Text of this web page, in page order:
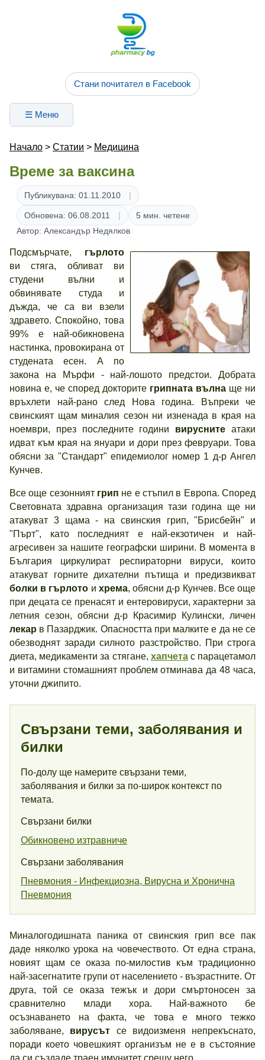
Стани почитател в Facebook
☰ Меню
Начало > Статии > Медицина
Време за ваксина
Публикувана: 01.11.2010
Обновена: 06.08.2011
5 мин. четене
Автор: Александър Недялков
Подсмърчате, гърлото
ви стяга, обливат ви
студени вълни и
обвинявате студа и
дъжда, че са ви взели
здравето. Спокойно, това
99% е най-обикновена
настинка, провокирана от
студената есен. А по
закона на Мърфи - най-лошото предстои. Добрата
новина е, че според докторите грипната вълна ще ни
връхлети най-рано след Нова година. Въпреки че
свинският щам миналия сезон ни изненада в края на
ноември, през последните години вирусните атаки
идват към края на януари и дори през февруари. Това
обясни за "Стандарт" епидемиолог номер 1 д-р Ангел
Кунчев.
Все още сезонният грип не е стъпил в Европа. Според
Световната здравна организация тази година ще ни
атакуват 3 щама - на свинския грип, "Брисбейн" и
"Пърт", като последният е най-екзотичен и най-
агресивен за нашите географски ширини. В момента в
България циркулират респираторни вируси, които
атакуват горните дихателни пътища и предизвикват
болки в гърлото и хрема, обясни д-р Кунчев. Все още
при децата се пренасят и ентеровируси, характерни за
летния сезон, обясни д-р Красимир Кулински, личен
лекар в Пазарджик. Опасността при малките е да не се
обезводнят заради силното разстройство. При строга
диета, медикаменти за стягане, хапчетас парацетамол
и витамини стомашният проблем отминава да 48 часа,
уточни джипито.
Свързани теми, заболявания и
билки
По-долу ще намерите свързани теми,
заболявания и билки за по-широк контекст по
темата.
Свързани билки
Обикновено изтравниче
Свързани заболявания
Пневмония - Инфекциозна, Вирусна и Хронична
Пневмония
Миналогодишната паника от свинския грип все пак
даде няколко урока на човечеството. От една страна,
новият щам се оказа по-милостив към традиционно
най-засегнатите групи от населението - възрастните. От
друга, той се оказа тежък и дори смъртоносен за
сравнително млади хора. Най-важното бе
осъзнаването на факта, че това е много тежко
заболяване, вирусът се видоизменя непрекъснато,
поради което човешкият организъм не е в състояние
да си създаде траен имунитет срещу него.